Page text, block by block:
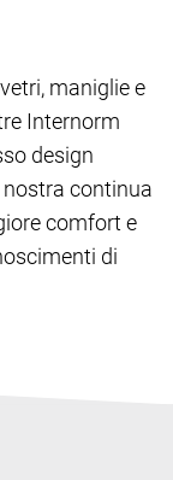
maniglie e
Internorm
design
nostra continua
comfort e
di